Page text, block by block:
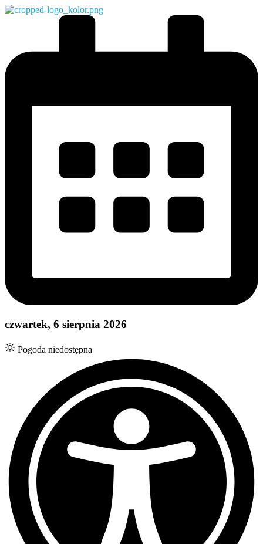
czwartek, 6 sierpnia 2026
Pogoda niedostępna